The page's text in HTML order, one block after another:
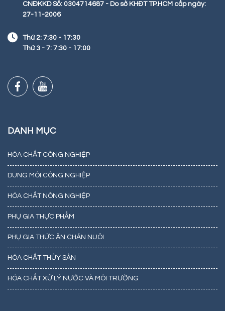
CNĐKKD Số: 0304714687 - Do sở KHĐT TP.HCM cấp ngày:
27-11-2006
Thứ 2: 7:30 - 17:30
Thứ 3 - 7: 7:30 - 17:00
DANH MỤC
HÓA CHẤT CÔNG NGHIỆP
DUNG MÔI CÔNG NGHIỆP
HÓA CHẤT NÔNG NGHIỆP
PHỤ GIA THỰC PHẨM
PHỤ GIA THỨC ĂN CHĂN NUÔI
HÓA CHẤT THỦY SẢN
HÓA CHẤT XỬ LÝ NƯỚC VÀ MÔI TRƯỜNG